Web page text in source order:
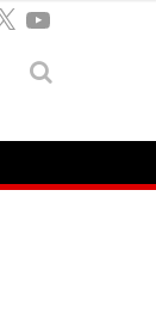
YouTube